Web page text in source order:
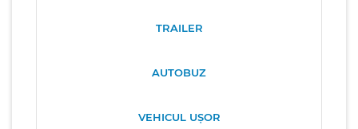
TRAILER
AUTOBUZ
VEHICUL UȘOR